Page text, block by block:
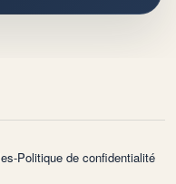
-Politique de confidentialité